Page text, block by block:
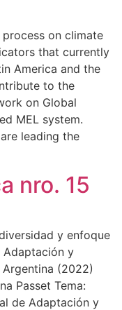
on climate
that currently
America and the
to the
on Global
MEL system.
leading the
nro. 15
y enfoque
Adaptación y
(2022)
Passet Tema:
de Adaptación y